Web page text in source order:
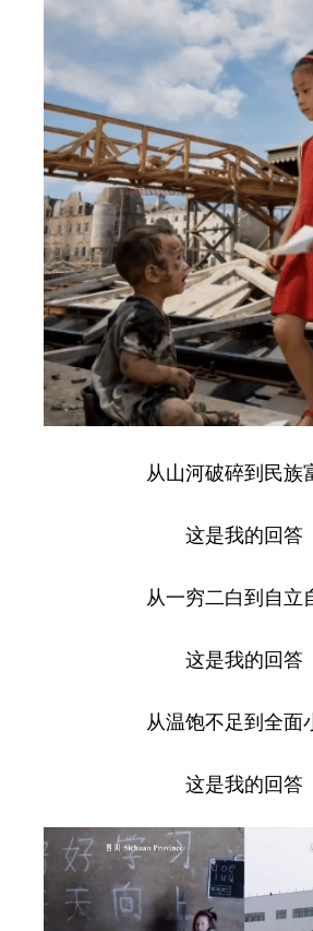
从山河破碎到民族
这是我的回答
从一穷二白到自立
这是我的回答
从温饱不足到全面
这是我的回答